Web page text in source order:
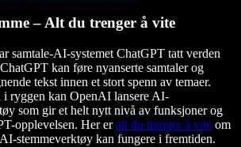
– Alt du trenger å vite
samtale-AI-systemet ChatGPT tatt verden
kan føre nyanserte samtaler og
tekst innen et stort spenn av temaer.
i ryggen kan OpenAI lansere AI-
som gir et helt nytt nivå av funksjoner og
opplevelsen. Her eralt du trenger å vite om
stemmeverktøy kan fungere i fremtiden.